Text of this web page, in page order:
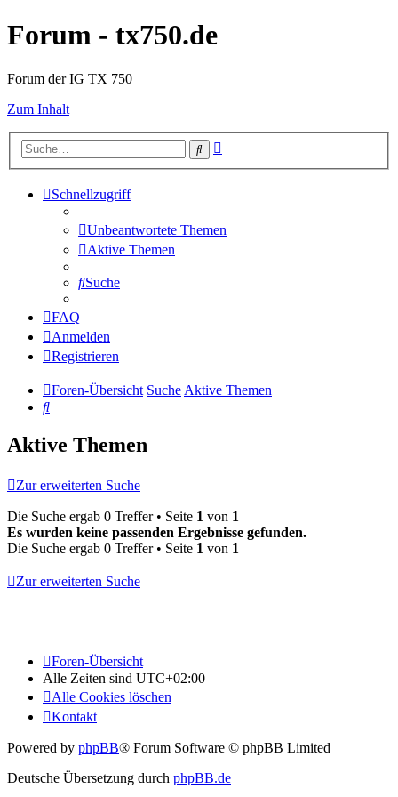
Forum - tx750.de
Forum der IG TX 750
Zum Inhalt
Suche
Schnellzugriff
Unbeantwortete Themen
Aktive Themen
Suche
FAQ
Anmelden
Registrieren
Foren-Übersicht SucheAktive Themen
Suche
Aktive Themen
Zur erweiterten Suche
Die Suche ergab 0 Treffer • Seite 1 von 1
Es wurden keine passenden Ergebnisse gefunden.
Die Suche ergab 0 Treffer • Seite 1 von 1
Zur erweiterten Suche
Foren-Übersicht
Alle Zeiten sind UTC+02:00
Alle Cookies löschen
Kontakt
Powered by phpBB® Forum Software © phpBB Limited
Deutsche Übersetzung durch phpBB.de